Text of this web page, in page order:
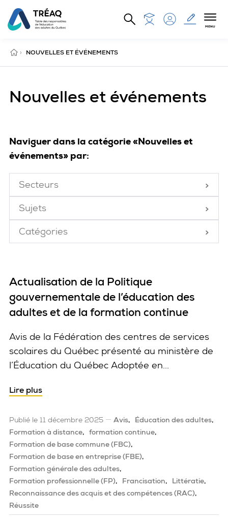
Aller au contenu principal
MENU
ACCUEIL
› NOUVELLES ET ÉVÉNEMENTS
Nouvelles et événements
Naviguer dans la catégorie «Nouvelles et
événements» par:
Secteurs
Fermé
Sujets
Fermé
Catégories
Fermé
Actualisation de la Politique
gouvernementale de l’éducation des
adultes et de la formation continue
Avis de la Fédération des centres de services
scolaires du Québec présenté au ministère de
l’Éducation du Québec Adoptée en...
Lire plus
Publié le 11 décembre 2025 Avis
Éducation des adultes
Formation à distance
formation continue
Formation de base commune (FBC)
Formation de base en entreprise (FBE)
Formation générale des adultes
Formation professionnelle (FP)
Francisation
Littératie
Reconnaissance des acquis et des compétences (RAC)
Réussite